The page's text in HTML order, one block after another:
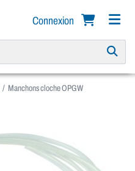
Connexion
Manchons cloche OPGW